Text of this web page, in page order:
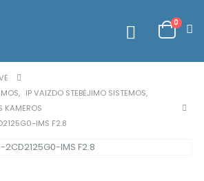
0
, IP VAIZDO STEBĖJIMO SISTEMOS,
KAMEROS
IMS F2.8